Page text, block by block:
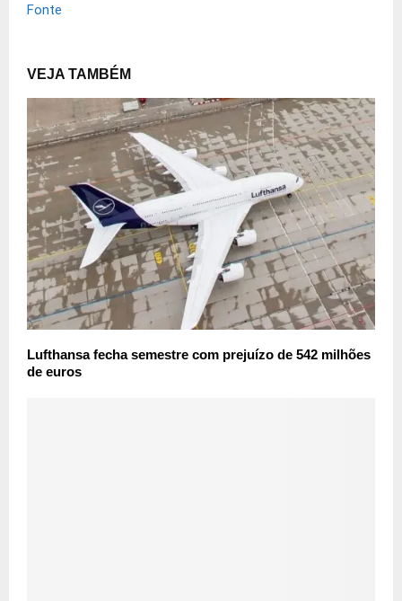
Fonte
VEJA TAMBÉM
Lufthansa fecha semestre com prejuízo de 542 milhões
de euros